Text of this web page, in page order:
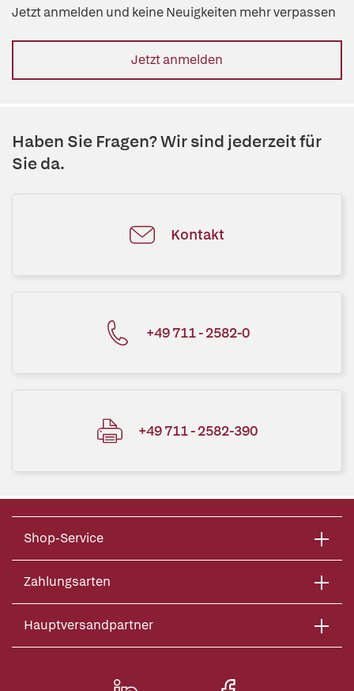
Jetzt anmelden und keine Neuigkeiten mehr verpassen
Jetzt anmelden
Haben Sie Fragen? Wir sind jederzeit für
Sie da.
Kontakt
+49 711 - 2582-0
+49 711 - 2582-390
Shop-Service
Zahlungsarten
Hauptversandpartner